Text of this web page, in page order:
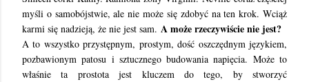
myśli o samobójstwie, ale nie może się zdobyć na ten krok. Wciąż
karmi się nadzieją, że nie jest sam. A może rzeczywiście nie jest?
A to wszystko przystępnym, prostym, dość oszczędnym językiem,
pozbawionym patosu i sztucznego budowania napięcia. Może to
właśnie ta prostota jest kluczem do tego, by stworzyć